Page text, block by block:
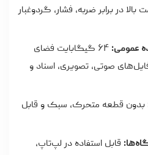
در برابر ضربه، فشار، گردوغبار
عمومی:
۶۴ گیگابایت فضای
صوتی، تصویری، اسناد و
بدون قطعه متحرک، سبک و قابل
قابل استفاده در لپ‌تاپ،